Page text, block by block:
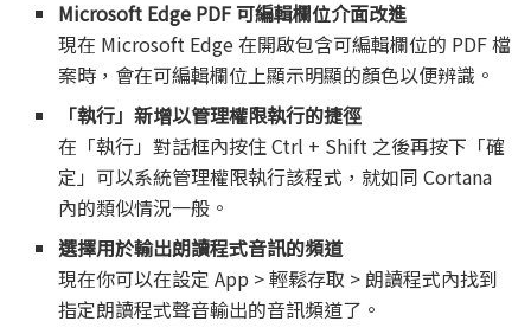
Microsoft Edge PDF 可編輯欄位介面改進
現在 Microsoft Edge 在開啟包含可編輯欄位的 PDF 檔
案時，會在可編輯欄位上顯示明顯的顏色以便辨識。
「執行」新增以管理權限執行的捷徑
在「執行」對話框內按住 Ctrl + Shift 之後再按下「確
定」可以系統管理權限執行該程式，就如同 Cortana
內的類似情況一般。
選擇用於輸出朗讀程式音訊的頻道
現在你可以在設定 App > 輕鬆存取 > 朗讀程式內找到
指定朗讀程式聲音輸出的音訊頻道了。